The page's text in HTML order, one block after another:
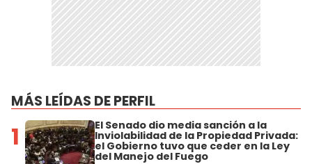
MÁS LEÍDAS DE PERFIL
1 El Senado dio media sanción a la
Inviolabilidad de la Propiedad Privada:
el Gobierno tuvo que ceder en la Ley
del Manejo del Fuego